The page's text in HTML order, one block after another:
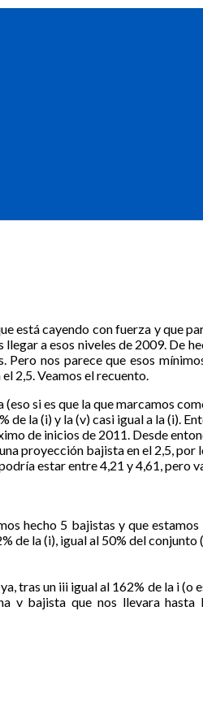
está cayendo con fuerza y que
a esos niveles de 2009. De
nos parece que esos
2,5. Veamos el recuento.
si es que la que marcamos
la (i) y la (v) casi igual a la (i).
de inicios de 2011. Desde
proyección bajista en el 2,5, por
estar entre 4,21 y 4,61, pero
hecho 5 bajistas y que
de la (i), igual al 50% del
tras un iii igual al 162% de la i (o
v bajista que nos llevara hasta